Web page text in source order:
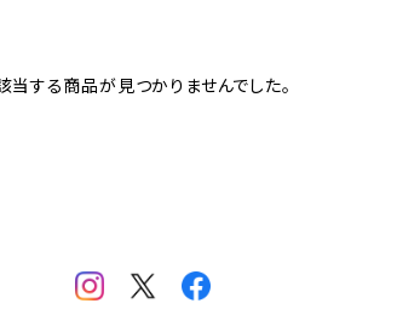
当する商品が見つかりませんでした。